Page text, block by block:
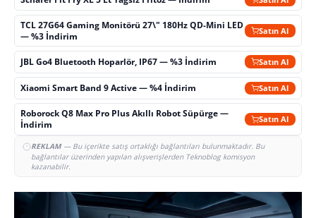
TCL 27G64 Gaming Monitörü 27\" 180Hz QD-Mini LED
— %3 İndirim
Satın Al
JBL Go4 Bluetooth Hoparlör, IP67 — %3 İndirim Satın Al
Xiaomi Smart Band 9 Active — %4 İndirim Satın Al
Roborock Q8 Max Pro Plus Akıllı Robot Süpürge —
İndirim
Satın Al
REKLAM— Bu içerikte satış ortaklığı bağlantıları bulunmaktadır. Bu
bağlantılar üzerinden yapılan alışverişlerden Teknoblog komisyon
kazanabilir.